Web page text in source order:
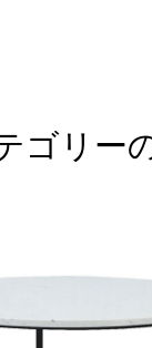
ゴリー